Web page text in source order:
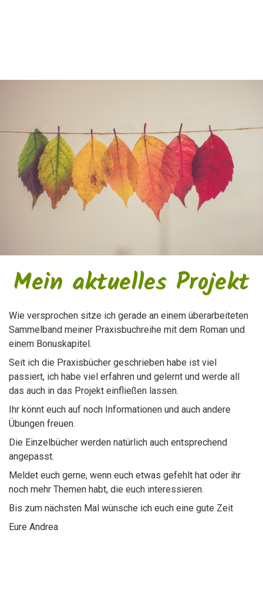
Mein aktuelles Projekt
Wie versprochen sitze ich gerade an einem überarbeiteten
Sammelband meiner Praxisbuchreihe mit dem Roman und
einem Bonuskapitel.
Seit ich die Praxisbücher geschrieben habe ist viel
passiert, ich habe viel erfahren und gelernt und werde all
das auch in das Projekt einfließen lassen.
Ihr könnt euch auf noch Informationen und auch andere
Übungen freuen.
Die Einzelbücher werden natürlich auch entsprechend
angepasst.
Meldet euch gerne, wenn euch etwas gefehlt hat oder ihr
noch mehr Themen habt, die euch interessieren.
Bis zum nächsten Mal wünsche ich euch eine gute Zeit
Eure Andrea